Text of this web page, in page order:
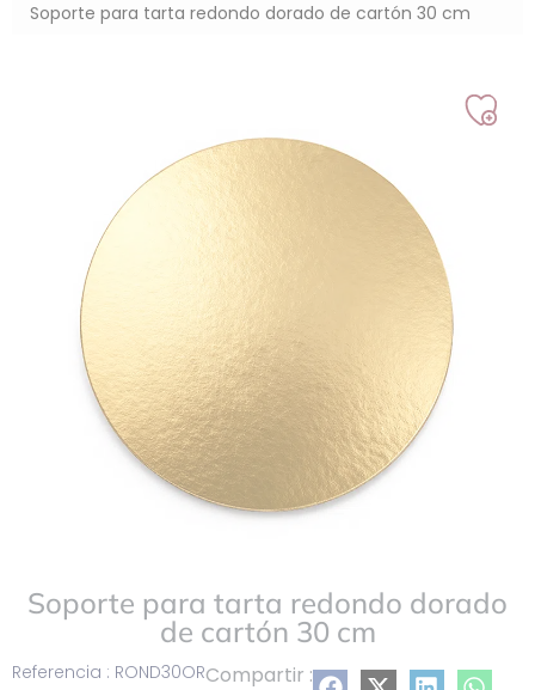
Soporte para tarta redondo dorado de cartón 30 cm
Referencia : ROND30ORCompartir :
Soporte para tarta redondo dorado
de cartón 30 cm